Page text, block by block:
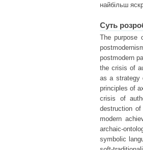
найбільш
Суть
The purpose
postmodern
the crisis of
as a strategy
principles of
crisis of
destruction
modern
archaic-
symbolic